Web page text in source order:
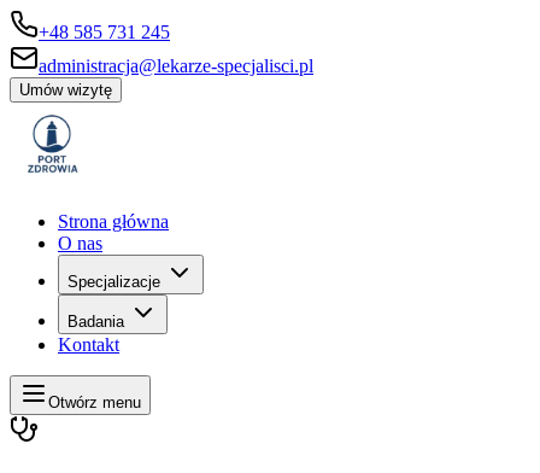
+48 585 731 245
administracja@lekarze-specjalisci.pl
Umów wizytę
Strona główna
O nas
Specjalizacje
Badania
Kontakt
Otwórz menu